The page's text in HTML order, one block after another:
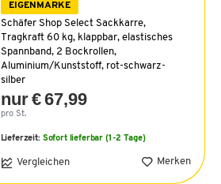
EIGENMARKE
Schäfer Shop Select Sackkarre,
Tragkraft 60 kg, klappbar, elastisches
Spannband, 2 Bockrollen,
Aluminium/Kunststoff, rot-schwarz-
silber
nur € 67,99
pro St.
Lieferzeit: Sofort lieferbar (1-2 Tage)
Vergleichen Merken